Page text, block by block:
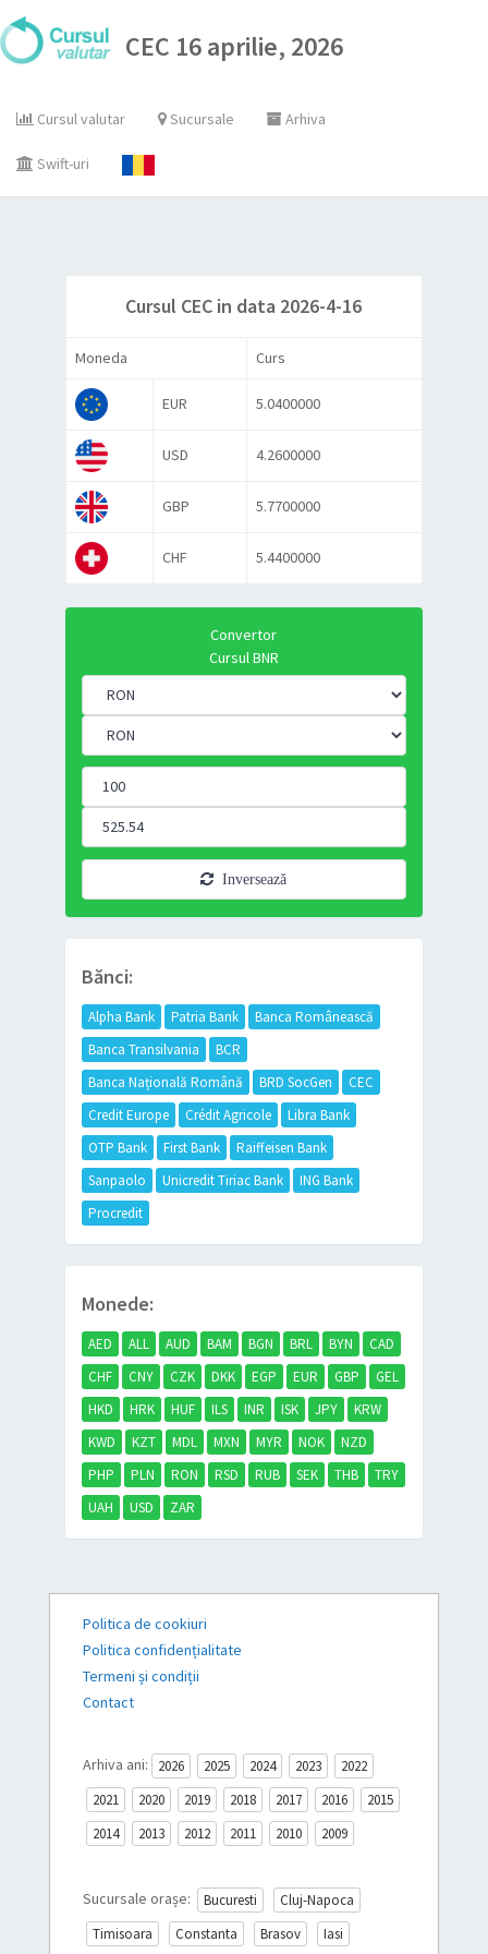
CEC 16 aprilie, 2026
Cursul valutar Sucursale Arhiva
Swift-uri
Cursul CEC in data 2026-4-16
Moneda Curs
EUR 5.0400000
USD 4.2600000
GBP 5.7700000
CHF 5.4400000
Convertor
Cursul BNR
Inversează
Bănci:
Alpha Bank Patria Bank
Banca Românească
Banca Transilvania
BCR
Banca Națională Română
BRD SocGen
CEC
Credit Europe
Crédit Agricole
Libra Bank
OTP Bank
First Bank
Raiffeisen Bank
Sanpaolo
Unicredit Tiriac Bank
ING Bank
Procredit
Monede:
AED ALL AUD BAM BGN BRL BYN
CAD
CHF
CNY CZK DKK EGP EUR GBP
GEL
HKD
HRK HUF ILS INR ISK JPY
KRW
KWD
KZT MDL MXN MYR NOK
NZD
PHP
PLN RON RSD RUB SEK THB
TRY
UAH
USD ZAR
Politica de cookiuri
Politica confidențialitate
Termeni și condiții
Contact
Arhiva ani: 2026 2025 2024 2023
2022
2021
2020 2019 2018 2017 2016
2015
2014
2013 2012 2011 2010 2009
Sucursale orașe: Bucuresti
Cluj-Napoca
Timisoara
Constanta Brasov Iasi